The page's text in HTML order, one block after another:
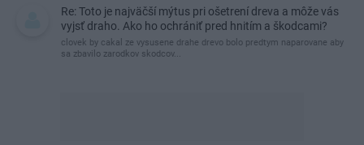
Re: Toto je najväčší mýtus pri ošetrení dreva a môže vás
vyjsť draho. Ako ho ochrániť pred hnitím a škodcami?
clovek by cakal ze vysusene drahe drevo bolo predtym naparovane aby
sa zbavilo zarodkov skodcov...